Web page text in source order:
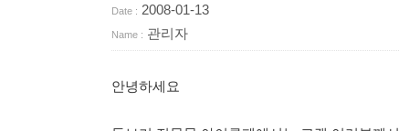
Date : 2008-01-13
Name : 관리자
안녕하세요